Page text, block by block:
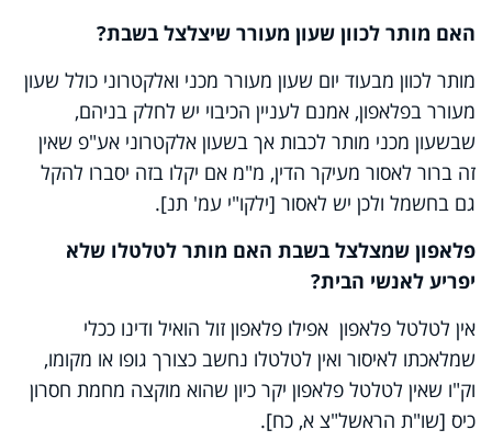
האם מותר לכוון שעון מעורר שיצלצל בשבת?
מותר לכוון מבעוד יום שעון מעורר מכני ואלקטרוני כולל שעון
מעורר בפלאפון, אמנם לעניין הכיבוי יש לחלק בניהם,
שבשעון מכני מותר לכבות אך בשעון אלקטרוני אע"פ שאין
זה ברור לאסור מעיקר הדין, מ"מ אם יקלו בזה יסברו להקל
גם בחשמל ולכן יש לאסור [ילקו"י עמ' תנ].
פלאפון שמצלצל בשבת האם מותר לטלטלו שלא
יפריע לאנשי הבית?
אין לטלטל פלאפון אפילו פלאפון זול הואיל ודינו ככלי
שמלאכתו לאיסור ואין לטלטלו נחשב כצורך גופו או מקומו,
וק"ו שאין לטלטל פלאפון יקר כיון שהוא מוקצה מחמת חסרון
כיס [שו"ת הראשל"צ א, כח].